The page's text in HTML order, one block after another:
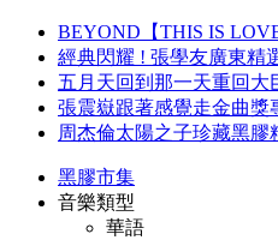
BEYOND【THIS IS
經典閃耀 ! 張學友廣東精
五月天回到那一天重回大
張震嶽跟著感覺走金曲獎
周杰倫太陽之子珍藏黑膠
黑膠市集
音樂類型
華語